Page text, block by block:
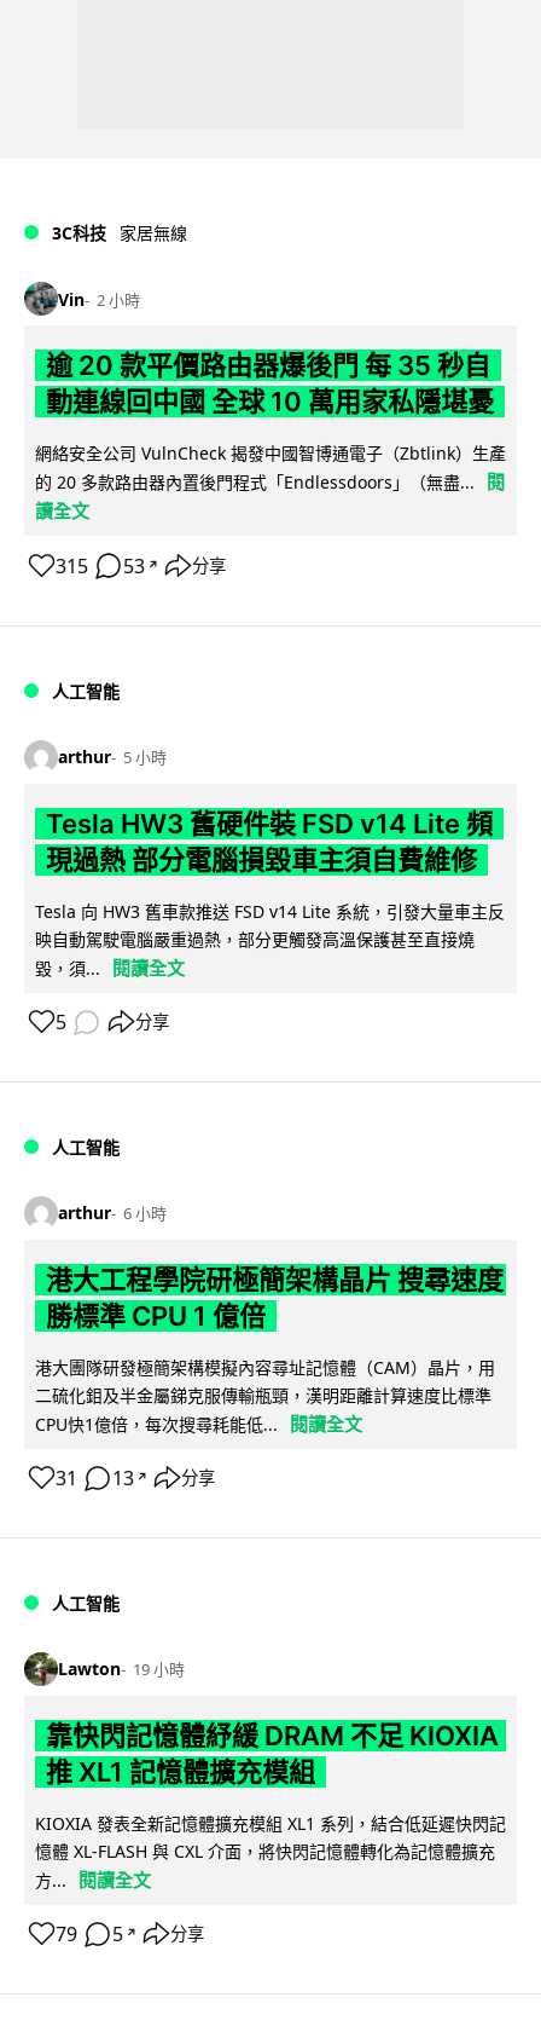
3C科技 家居無線
Vin 2 小時
逾 20 款平價路由器爆後門 每 35 秒自
動連線回中國 全球 10 萬用家私隱堪憂
網絡安全公司 VulnCheck 揭發中國智博通電子（Zbtlink）生產
的 20 多款路由器內置後門程式「Endlessdoors」（無盡...
閱
讀全文
315 53 ↗ 分享
人工智能
arthur 5 小時
Tesla HW3 舊硬件裝 FSD v14 Lite 頻
現過熱 部分電腦損毀車主須自費維修
Tesla 向 HW3 舊車款推送 FSD v14 Lite 系統，引發大量車主反
映自動駕駛電腦嚴重過熱，部分更觸發高溫保護甚至直接燒
毀，須...
閱讀全文
5 分享
人工智能
arthur 6 小時
港大工程學院研極簡架構晶片 搜尋速度
勝標準 CPU 1 億倍
港大團隊研發極簡架構模擬內容尋址記憶體（CAM）晶片，用
二硫化鉬及半金屬銻克服傳輸瓶頸，漢明距離計算速度比標準
CPU快1億倍，每次搜尋耗能低...
閱讀全文
31 13 ↗ 分享
人工智能
Lawton 19 小時
靠快閃記憶體紓緩 DRAM 不足 KIOXIA
推 XL1 記憶體擴充模組
KIOXIA 發表全新記憶體擴充模組 XL1 系列，結合低延遲快閃記
憶體 XL-FLASH 與 CXL 介面，將快閃記憶體轉化為記憶體擴充
方...
閱讀全文
79 5 ↗ 分享